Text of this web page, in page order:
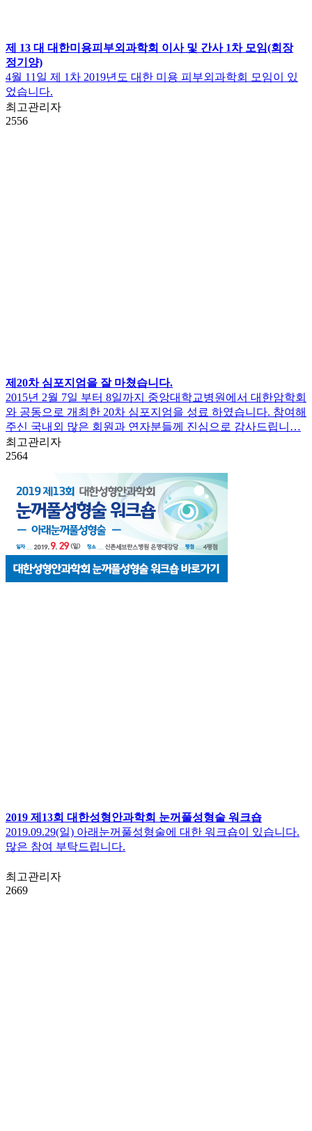
제 13 대 대한미용피부외과학회 이사 및 간사 1차 모임(회장
정기양)
4월 11일 제 1차 2019년도 대한 미용 피부외과학회 모임이 있
었습니다.
최고관리자
2556
제20차 심포지엄을 잘 마쳤습니다.
2015년 2월 7일 부터 8일까지 중앙대학교병원에서 대한암학회
와 공동으로 개최한 20차 심포지엄을 성료 하였습니다. 참여해
주신 국내외 많은 회원과 연자분들께 진심으로 감사드립니…
최고관리자
2564
2019 제13회 대한성형안과학회 눈꺼풀성형술 워크숍
2019.09.29(일) 아래눈꺼풀성형술에 대한 워크숍이 있습니다.
많은 참여 부탁드립니다.
최고관리자
2669